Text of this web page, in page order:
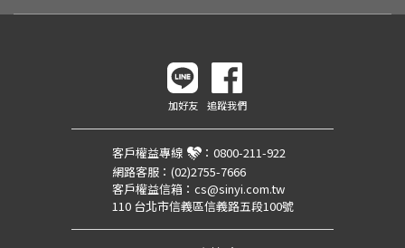
加好友 追蹤我們
客戶權益專線 ： 0800-211-922
網路客服： (02)2755-7666
客戶權益信箱： cs@sinyi.com.tw
110 台北市信義區信義路五段100號